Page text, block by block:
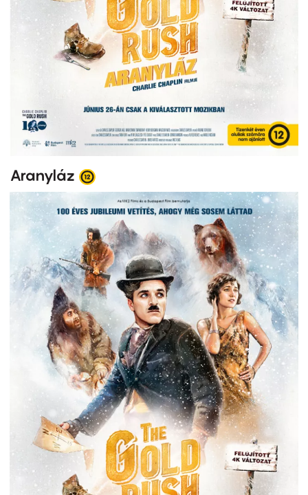
Aranyláz